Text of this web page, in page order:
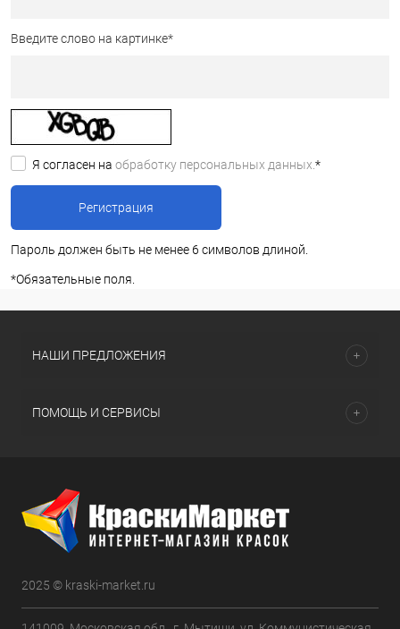
Введите слово на картинке*
Я согласен на обработку персональных данных. *
Пароль должен быть не менее 6 символов длиной.
*Обязательные поля.
НАШИ ПРЕДЛОЖЕНИЯ
ПОМОЩЬ И СЕРВИСЫ
2025 © kraski-market.ru